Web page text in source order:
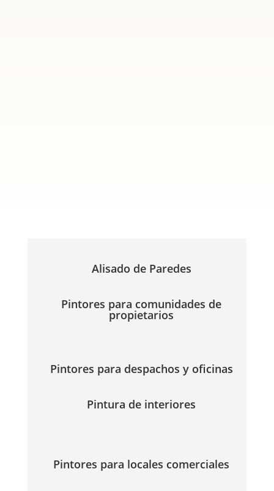
Alisado de Paredes
Pintores para comunidades de
propietarios
Pintores para despachos y oficinas
Pintura de interiores
Pintores para locales comerciales